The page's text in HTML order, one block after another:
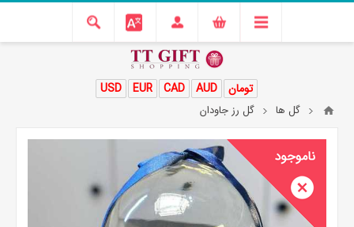
USD EUR CAD AUD تومان
گل ها گل رز جاودان